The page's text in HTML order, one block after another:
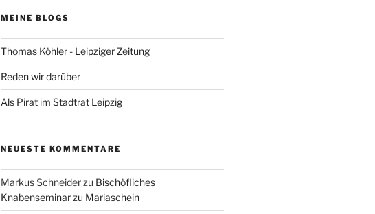
MEINE BLOGS
Thomas Köhler - Leipziger Zeitung
Reden wir darüber
Als Pirat im Stadtrat Leipzig
NEUESTE KOMMENTARE
Markus Schneiderzu Bischöfliches
Knabenseminar zu Mariaschein